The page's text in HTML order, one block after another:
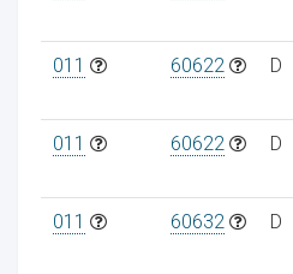
011 60622 D
011 60622 D
011 60632 D